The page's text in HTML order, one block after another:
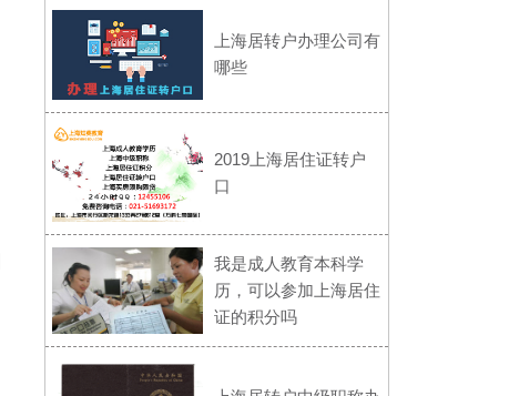
上海居转户办理公司有
哪些
2019上海居住证转户
口
我是成人教育本科学
历，可以参加上海居住
证的积分吗